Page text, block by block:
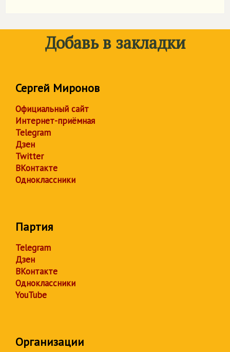
Добавь в закладки
Сергей Миронов
Официальный сайт
Интернет-приёмная
Telegram
Дзен
Twitter
ВКонтакте
Одноклассники
Партия
Telegram
Дзен
ВКонтакте
Одноклассники
YouTube
Организации